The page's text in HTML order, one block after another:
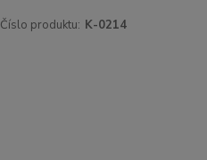
Číslo produktu: K-0214